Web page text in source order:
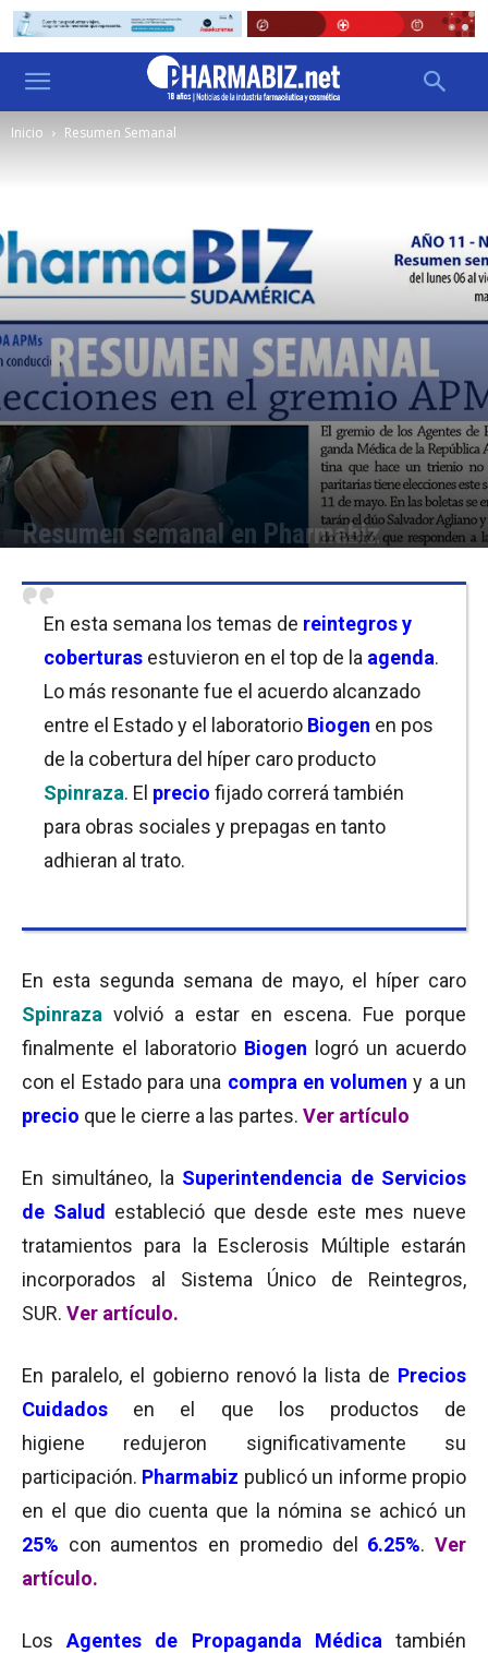
Inicio Resumen Semanal
Resumen semanal en Pharmabiz
En esta semana los temas de reintegros y
coberturas estuvieron en el top de la agenda.
Lo más resonante fue el acuerdo alcanzado
entre el Estado y el laboratorio Biogen en pos
de la cobertura del híper caro producto
Spinraza. El precio fijado correrá también
para obras sociales y prepagas en tanto
adhieran al trato.
En esta segunda semana de mayo, el híper caro
Spinraza volvió a estar en escena. Fue porque
finalmente el laboratorio Biogen
logró un acuerdo
con el Estado para una compra en volumen y a un
precio que le cierre a las partes. Ver artículo
En simultáneo, la Superintendencia de Servicios
de Salud
estableció que desde este mes nueve
tratamientos para la Esclerosis Múltiple estarán
incorporados al Sistema Único de Reintegros,
SUR. Ver artículo.
En paralelo, el gobierno renovó la lista de Precios
Cuidados
en el que los productos de
higiene redujeron significativamente su
participación. Pharmabiz publicó un informe propio
en el que dio cuenta que la nómina se achicó un
25% con aumentos en promedio del 6.25%.Ver
artículo.
LosAgentes de Propaganda Médica también